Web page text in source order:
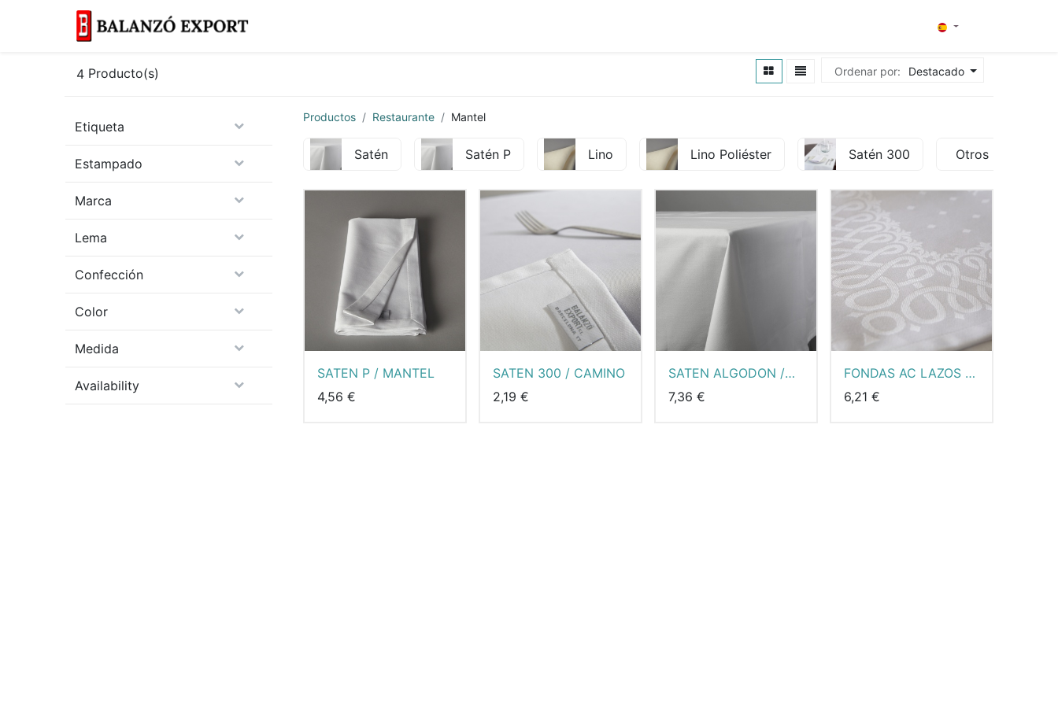
4 Producto(s) Ordenar por: Destacado
Etiqueta
Estampado
Marca
Lema
Confección
Color
Medida
Availability
Productos Restaurante Mantel
Satén Satén P Lino Lino Poliéster Satén 300 Otros
SATEN P / MANTEL
4,56 €
SATEN 300 / CAMINO
2,19 €
SATEN ALGODON /
MANTEL
7,36 €
FONDAS AC LAZOS /
MANTEL
6,21 €